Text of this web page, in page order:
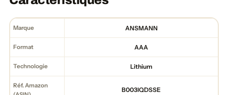
Marque ANSMANN
Format AAA
Technologie Lithium
Réf. Amazon
B003IQDSSE